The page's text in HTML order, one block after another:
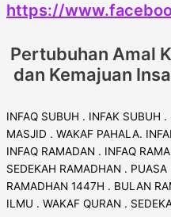
https://
Pertubuhan Amal
dan Kemajuan
INFAQ SUBUH . INFAK SUBUH
MASJID . WAKAF PAHALA.
INFAQ RAMADAN . INFAQ
SEDEKAH RAMADHAN .
RAMADHAN 1447H . BULAN
ILMU . WAKAF QURAN .